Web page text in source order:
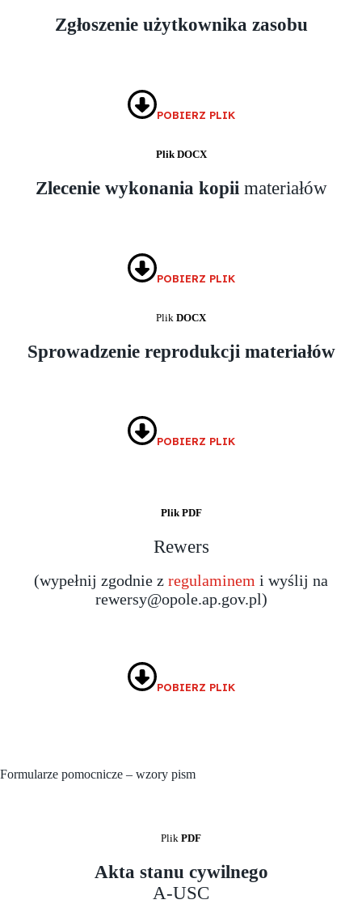
Zgłoszenie użytkownika zasobu
POBIERZ PLIK
Plik DOCX
Zlecenie wykonania kopii materiałów
POBIERZ PLIK
Plik DOCX
Sprowadzenie reprodukcji materiałów
POBIERZ PLIK
Plik PDF
Rewers
(wypełnij zgodnie z regulaminem i wyślij na
rewersy@opole.ap.gov.pl)
POBIERZ PLIK
Formularze pomocnicze – wzory pism
Plik PDF
Akta stanu cywilnego
A-USC